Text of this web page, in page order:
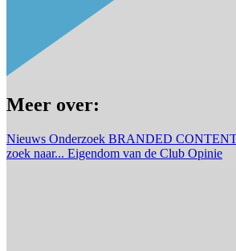
Meer over:
Nieuws Onderzoek BRANDED
zoek naar... Eigendom van de Club Opinie